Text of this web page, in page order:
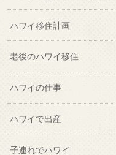
ハワイ移住計画
老後のハワイ移住
ハワイの仕事
ハワイで出産
子連れでハワイ